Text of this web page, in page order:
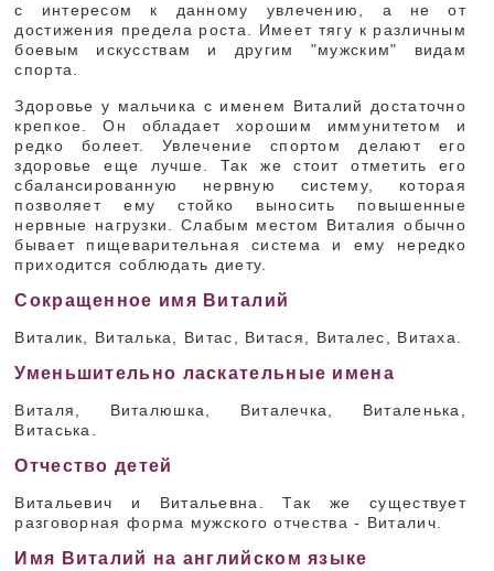
с интересом к данному увлечению, а не от
достижения предела роста. Имеет тягу к различным
боевым искусствам и другим "мужским" видам
спорта.
Здоровье у мальчика с именем Виталий достаточно
крепкое. Он обладает хорошим иммунитетом и
редко болеет. Увлечение спортом делают его
здоровье еще лучше. Так же стоит отметить его
сбалансированную нервную систему, которая
позволяет ему стойко выносить повышенные
нервные нагрузки. Слабым местом Виталия обычно
бывает пищеварительная система и ему нередко
приходится соблюдать диету.
Сокращенное имя Виталий
Виталик, Виталька, Витас, Витася, Виталес, Витаха.
Уменьшительно ласкательные имена
Виталя, Виталюшка, Виталечка, Виталенька,
Витаська.
Отчество детей
Витальевич и Витальевна. Так же существует
разговорная форма мужского отчества - Виталич.
Имя Виталий на английском языке